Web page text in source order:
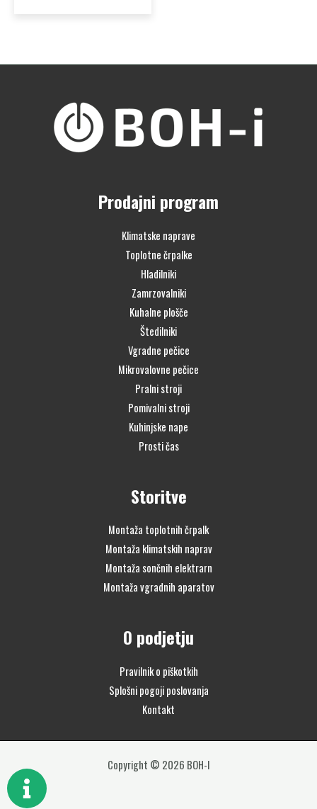
Prodajni program
Klimatske naprave
Toplotne črpalke
Hladilniki
Zamrzovalniki
Kuhalne plošče
Štedilniki
Vgradne pečice
Mikrovalovne pečice
Pralni stroji
Pomivalni stroji
Kuhinjske nape
Prosti čas
Storitve
Montaža toplotnih črpalk
Montaža klimatskih naprav
Montaža sončnih elektrarn
Montaža vgradnih aparatov
O podjetju
Pravilnik o piškotkih
Splošni pogoji poslovanja
Kontakt
Copyright © 2026 BOH-I